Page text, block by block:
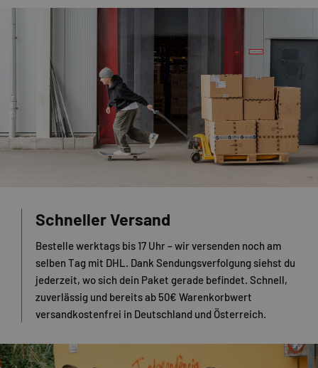
Schneller Versand
Bestelle werktags bis 17 Uhr – wir versenden noch am
selben Tag mit DHL. Dank Sendungsverfolgung siehst du
jederzeit, wo sich dein Paket gerade befindet. Schnell,
zuverlässig und bereits ab 50€ Warenkorbwert
versandkostenfrei in Deutschland und Österreich.